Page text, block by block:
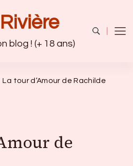
blog ! (+ 18 ans)
La tour d’Amour de Rachilde
de